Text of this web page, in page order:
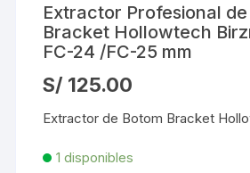
Extractor Profesional
Bracket Hollowtech
FC-24 /FC-25 mm
S/ 125.00
Extractor de Botom Bracket
1 disponibles